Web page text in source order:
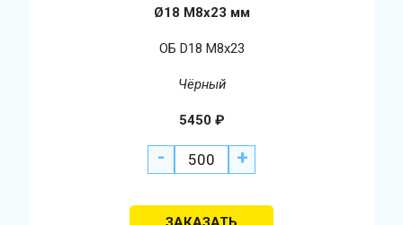
Ø18 М8х23 мм
ОБ D18 М8х23
Чёрный
5450₽
- +